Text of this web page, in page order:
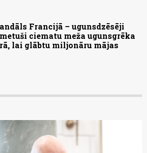
Francijā – ugunsdzēsēji
ciematu meža ugunsgrēka
lai glābtu miljonāru mājas